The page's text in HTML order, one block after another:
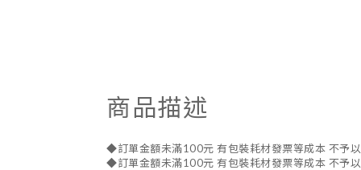
商品描述
◆訂單金額未滿100元 有包裝耗材發票等成本 不予
◆訂單金額未滿100元 有包裝耗材發票等成本 不予